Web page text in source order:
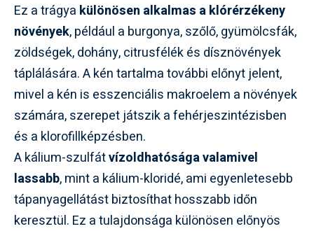
Ez a trágya különösen alkalmas a klórérzékeny
növények, például a burgonya, szőlő, gyümölcsfák,
zöldségek, dohány, citrusfélék és dísznövények
táplálására. A kén tartalma további előnyt jelent,
mivel a kén is esszenciális makroelem a növények
számára, szerepet játszik a fehérjeszintézisben
és a klorofillképzésben.
A kálium-szulfátvízoldhatósága valamivel
lassabb, mint a kálium-kloridé, ami egyenletesebb
tápanyagellátást biztosíthat hosszabb időn
keresztül. Ez a tulajdonsága különösen előnyös